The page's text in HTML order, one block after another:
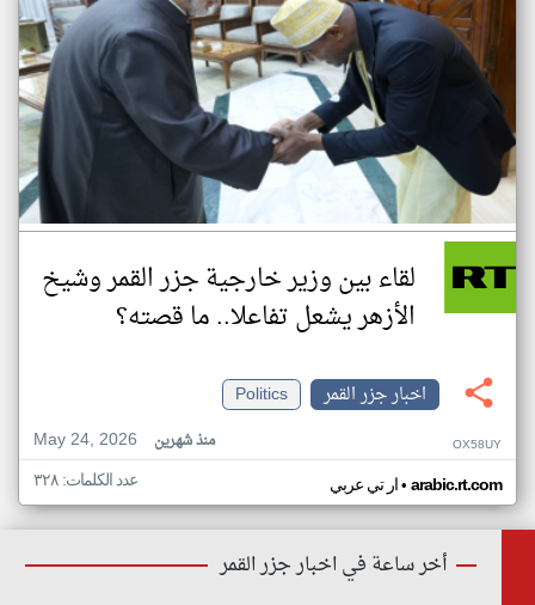
لقاء بين وزير خارجية جزر القمر وشيخ
الأزهر يشعل تفاعلا.. ما قصته؟
اخبار جزر القمر
Politics
May 24, 2026
منذ شهرين OX58UY
ار تي عربي• arabic.rt.com عدد الكلمات: ٣٢٨
أخر ساعة في اخبار جزر القمر